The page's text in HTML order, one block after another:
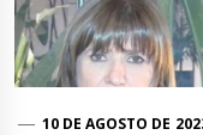
10 DE AGOSTO DE